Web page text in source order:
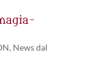
, News dal